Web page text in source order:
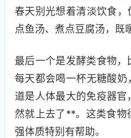
春天别光想着清淡饮食
点鱼汤、煮点豆腐汤，既
最后一个是发酵类食物
每天都会喝一杯无糖酸
道是人体最大的免疫器
然就上去了**。这类食物
强体质特别有帮助。